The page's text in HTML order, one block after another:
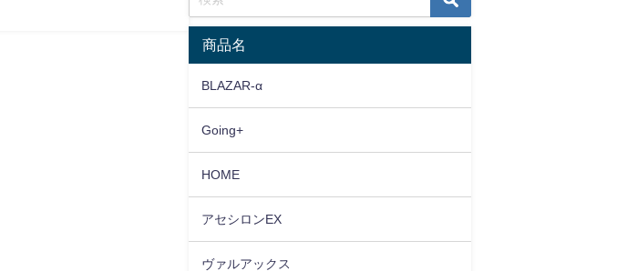
商品名
BLAZAR-α
Going+
HOME
アセシロンEX
ヴァルアックス